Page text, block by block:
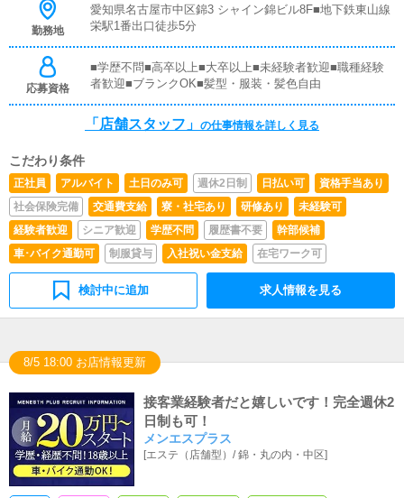
はボタンを押すだけや、ブログの更新時に簡単に文字が入
力出来れば問題ありません。PCが苦手な人でも簡単にで
きます。■清掃・備品管理お客様やキャストの方に快適に
お過ごしいただくため、店内の清掃や備品の管理・補充を
行っていただきます。
勤務地
愛知県名古屋市中区錦3 シャイン錦ビル8F■地下鉄東山線
栄駅1番出口徒歩5分
応募資格
■学歴不問■高卒以上■大卒以上■未経験者歓迎■職種経験
者歓迎■ブランクOK■髪型・服装・髪色自由
「店舗スタッフ」 の仕事情報を詳しく見る
こだわり条件
正社員 アルバイト 土日のみ可 週休2日制 日払い可
資格手当あり
社会保険完備
交通費支給 寮・社宅あり 研修あり
未経験可
経験者歓迎
シニア歓迎 学歴不問 履歴書不要
幹部候補
車･バイク通勤可
制服貸与 入社祝い金支給 在宅ワーク可
検討中に追加 求人情報を見る
8/5 18:00 お店情報更新
接客業経験者だと嬉しいです！完全週休2
日制も可！
メンエスプラス
[エステ（店舗型）/錦・丸の内・中区]